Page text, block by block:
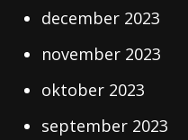
december 2023
november 2023
oktober 2023
september 2023